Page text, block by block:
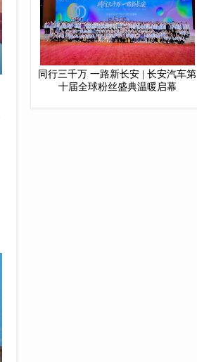
同行三千万 一路新长安 | 长安汽车第
十届全球粉丝盛典温暖启幕